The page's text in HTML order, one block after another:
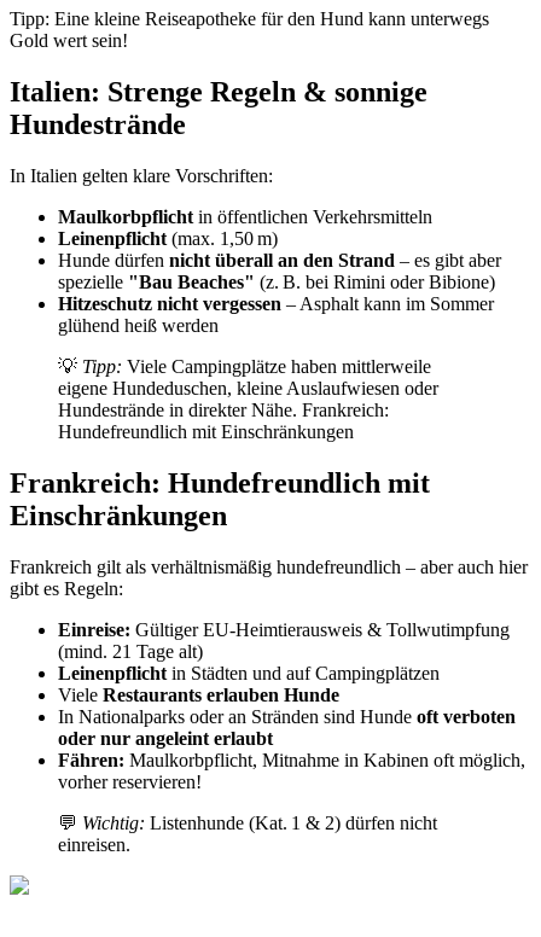
Tipp: Eine kleine Reiseapotheke für den Hund kann unterwegs
Gold wert sein!
Italien: Strenge Regeln & sonnige
Hundestrände
In Italien gelten klare Vorschriften:
Maulkorbpflicht in öffentlichen Verkehrsmitteln
Leinenpflicht (max. 1,50 m)
Hunde dürfen nicht überall an den Strand – es gibt aber
spezielle "Bau Beaches" (z. B. bei Rimini oder Bibione)
Hitzeschutz nicht vergessen – Asphalt kann im Sommer
glühend heiß werden
💡 Tipp: Viele Campingplätze haben mittlerweile
eigene Hundeduschen, kleine Auslaufwiesen oder
Hundestrände in direkter Nähe. Frankreich:
Hundefreundlich mit Einschränkungen
Frankreich: Hundefreundlich mit
Einschränkungen
Frankreich gilt als verhältnismäßig hundefreundlich – aber auch hier
gibt es Regeln:
Einreise: Gültiger EU-Heimtierausweis & Tollwutimpfung
(mind. 21 Tage alt)
Leinenpflicht in Städten und auf Campingplätzen
Viele Restaurants erlauben Hunde
In Nationalparks oder an Stränden sind Hunde oft verboten
oder nur angeleint erlaubt
Fähren: Maulkorbpflicht, Mitnahme in Kabinen oft möglich,
vorher reservieren!
💬 Wichtig: Listenhunde (Kat. 1 & 2) dürfen nicht
einreisen.